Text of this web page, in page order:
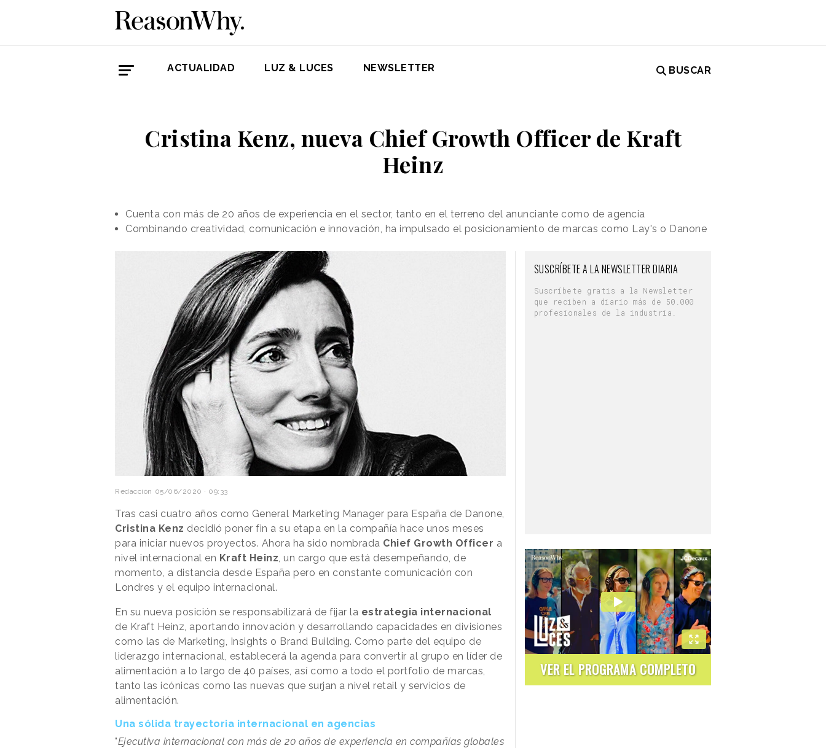
ACTUALIDAD LUZ & LUCES NEWSLETTER BUSCAR
Cristina Kenz, nueva Chief Growth Officer de Kraft
Heinz
Cuenta con más de 20 años de experiencia en el sector, tanto en el terreno del anunciante como de agencia
Combinando creatividad, comunicación e innovación, ha impulsado el posicionamiento de marcas como Lay's o Danone
Redacción 05/06/2020 · 09:33
Tras casi cuatro años como General Marketing Manager para España de Danone,
Cristina Kenz decidió poner fin a su etapa en la compañía hace unos meses
para iniciar nuevos proyectos. Ahora ha sido nombrada Chief Growth Officer a
nivel internacional en Kraft Heinz , un cargo que está desempeñando, de
momento, a distancia desde España pero en constante comunicación con
Londres y el equipo internacional.
En su nueva posición se responsabilizará de fijar la estrategia internacional
de Kraft Heinz, aportando innovación y desarrollando capacidades en divisiones
como las de Marketing, Insights o Brand Building. Como parte del equipo de
liderazgo internacional, establecerá la agenda para convertir al grupo en líder de
alimentación a lo largo de 40 países, así como a todo el portfolio de marcas,
tanto las icónicas como las nuevas que surjan a nivel retail y servicios de
alimentación.
Una sólida trayectoria internacional en agencias
"Ejecutiva internacional con más de 20 años de experiencia en compañías globales
SUSCRÍBETE A LA NEWSLETTER DIARIA
Suscríbete gratis a la Newsletter
que reciben a diario más de 50.000
profesionales de la industria.
VER EL PROGRAMA COMPLETO